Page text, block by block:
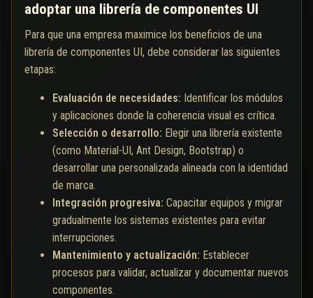
adoptar una librería de componentes UI
Para que una empresa maximice los beneficios de una
librería de componentes UI, debe considerar las siguientes
etapas:
Evaluación de necesidades: Identificar los módulos
y aplicaciones donde la coherencia visual es crítica.
Selección o desarrollo: Elegir una librería existente
(como Material-UI, Ant Design, Bootstrap) o
desarrollar una personalizada alineada con la identidad
de marca.
Integración progresiva: Capacitar equipos y migrar
gradualmente los sistemas existentes para evitar
interrupciones.
Mantenimiento y actualización: Establecer
procesos para validar, actualizar y documentar nuevos
componentes.